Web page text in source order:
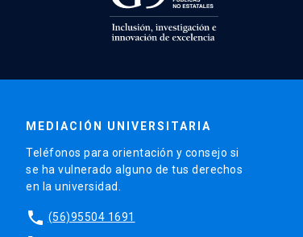
MEDIACIÓN UNIVERSITARIA
Teléfonos para orientación y consejo si
se ha vulnerado alguno de tus derechos
en la universidad.
phone (56)95504 1691